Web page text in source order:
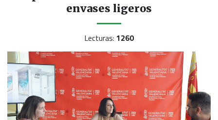
envases ligeros
Lecturas: 1260